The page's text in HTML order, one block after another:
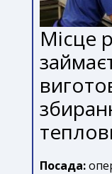
Місце
Посада: